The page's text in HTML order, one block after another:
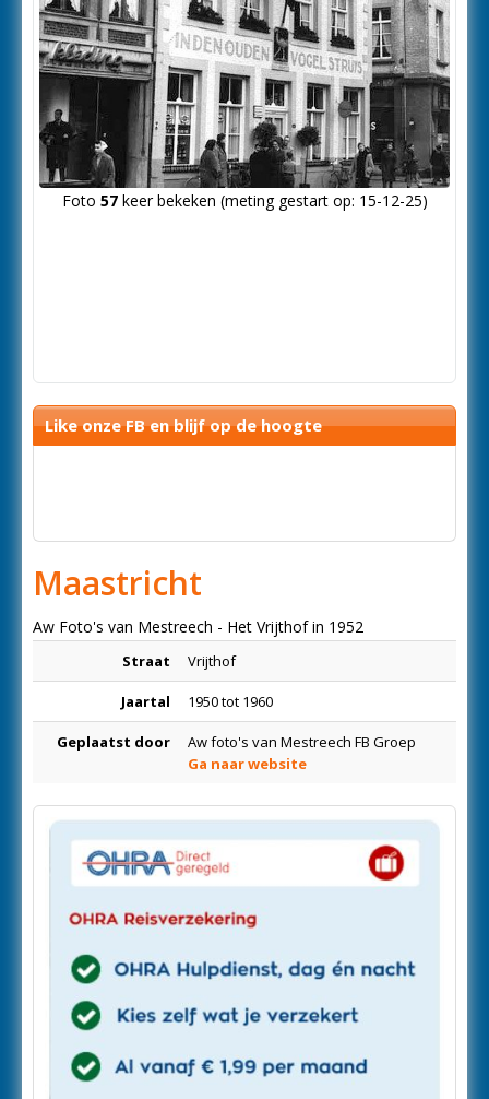
Foto 57keer bekeken (meting gestart op: 15-12-25)
Like onze FB en blijf op de hoogte
Maastricht
Aw Foto's van Mestreech - Het Vrijthof in 1952
Straat Vrijthof
Jaartal 1950 tot 1960
Geplaatst door
Aw foto's van Mestreech FB Groep
Ga naar website